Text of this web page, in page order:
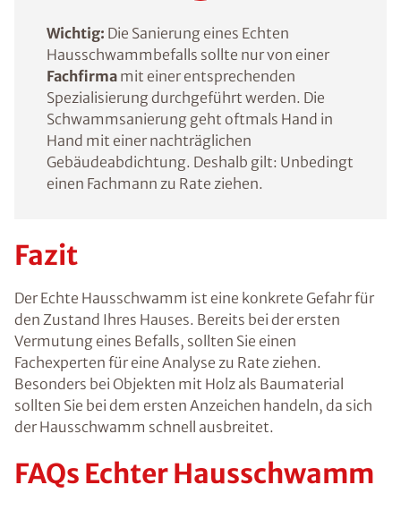
Wichtig: Die Sanierung eines Echten
Hausschwammbefalls sollte nur von einer
Fachfirma mit einer entsprechenden
Spezialisierung durchgeführt werden. Die
Schwammsanierung geht oftmals Hand in
Hand mit einer nachträglichen
Gebäudeabdichtung. Deshalb gilt: Unbedingt
einen Fachmann zu Rate ziehen.
Fazit
Der Echte Hausschwamm ist eine konkrete Gefahr für
den Zustand Ihres Hauses. Bereits bei der ersten
Vermutung eines Befalls, sollten Sie einen
Fachexperten für eine Analyse zu Rate ziehen.
Besonders bei Objekten mit Holz als Baumaterial
sollten Sie bei dem ersten Anzeichen handeln, da sich
der Hausschwamm schnell ausbreitet.
FAQs Echter Hausschwamm